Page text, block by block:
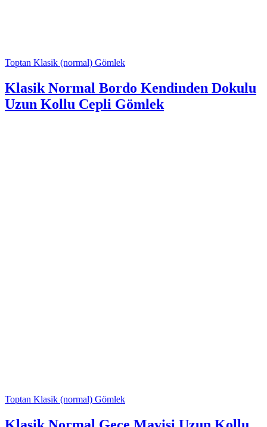
Toptan Klasik (normal) Gömlek
Klasik Normal Bordo Kendinden Dokulu
Uzun Kollu Cepli Gömlek
Toptan Klasik (normal) Gömlek